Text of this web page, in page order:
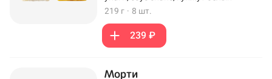
219 г · 8 шт.
239 ₽
Морти